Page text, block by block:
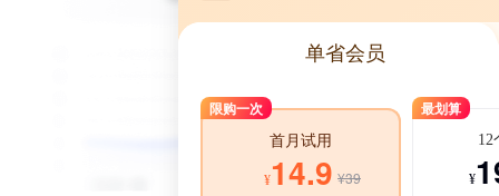
单省会员
限购一次
首月试用
¥14.9 ¥39
最划算
12
¥